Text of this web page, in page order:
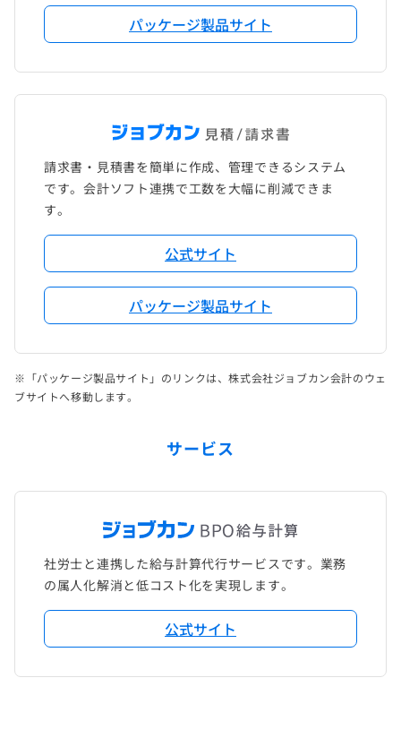
パッケージ製品サイト
請求書・見積書を簡単に作成、管理できるシステム
です。会計ソフト連携で工数を大幅に削減できま
す。
公式サイト
パッケージ製品サイト
※「パッケージ製品サイト」のリンクは、株式会社ジョブカン会計のウェ
ブサイトへ移動します。
サービス
社労士と連携した給与計算代行サービスです。業務
の属人化解消と低コスト化を実現します。
公式サイト